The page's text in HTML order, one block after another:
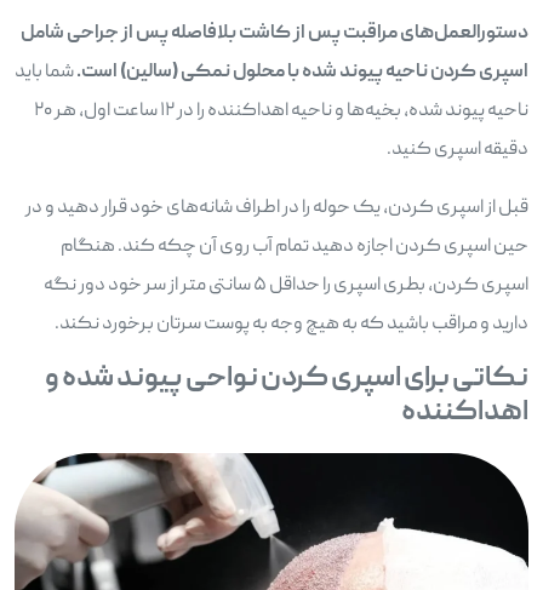
دستورالعمل‌های مراقبت پس از کاشت بلافاصله پس از جراحی شامل
اسپری کردن ناحیه پیوند شده با محلول نمکی (سالین) است.شما باید
ناحیه پیوند شده، بخیه‌ها و ناحیه اهداکننده را در ۱۲ ساعت اول، هر ۲۰
دقیقه اسپری کنید.
قبل از اسپری کردن، یک حوله را در اطراف شانه‌های خود قرار دهید و در
حین اسپری کردن اجازه دهید تمام آب روی آن چکه کند. هنگام
اسپری کردن، بطری اسپری را حداقل ۵ سانتی متر از سر خود دور نگه
دارید و مراقب باشید که به هیچ وجه به پوست سرتان برخورد نکند.
نکاتی برای اسپری کردن نواحی پیوند شده و
اهداکننده